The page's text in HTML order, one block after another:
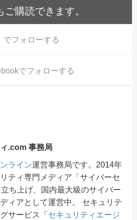
ご購読できます。
でフォローする
でフォローする
.com 事務局
ライン運営事務局です。2014年
ティ専門メディア「サイバーセ
ち上げ、国内最大級のサイバー
ィアとして運営中。 セキュリテ
サービス「 セキュリティエージ